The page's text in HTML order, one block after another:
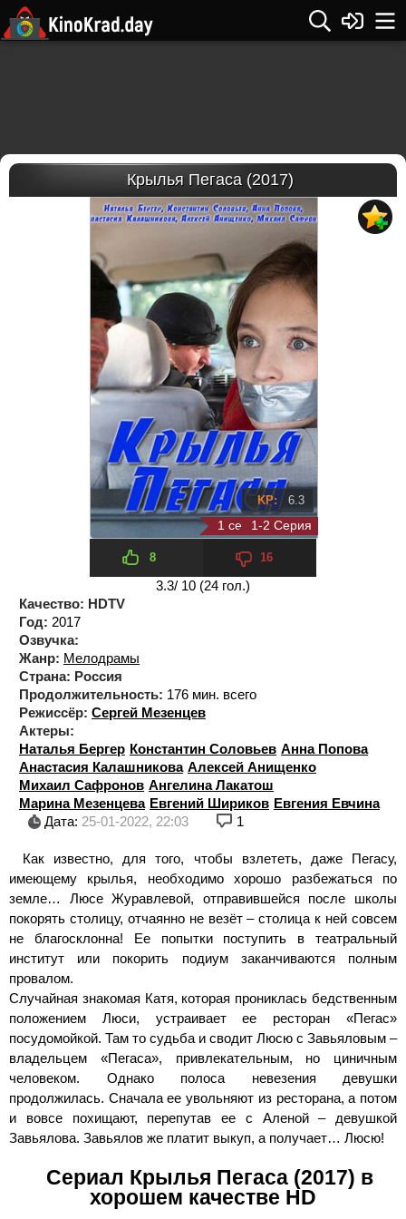
Крылья Пегаса (2017)
1 сезон 2 серия
1-2 Серия
KP: 6.3
8 16
3.3/ 10 (24 гол.)
Качество: HDTV
Год: 2017
Озвучка:
Жанр: Мелодрамы
Страна: Россия
Продолжительность: 176 мин. всего
Режиссёр: Сергей Мезенцев
Актеры:
Наталья Бергер Константин Соловьев Анна Попова
Анастасия Калашникова Алексей Анищенко
Михаил Сафронов Ангелина Лакатош
Марина Мезенцева Евгений Шириков Евгения Евчина
Дата: 25-01-2022, 22:03 1
Как известно, для того, чтобы взлететь, даже Пегасу,
имеющему крылья, необходимо хорошо разбежаться по
земле… Люсе Журавлевой, отправившейся после школы
покорять столицу, отчаянно не везёт – столица к ней совсем
не благосклонна! Ее попытки поступить в театральный
институт или покорить подиум заканчиваются полным
провалом.
Случайная знакомая Катя, которая прониклась бедственным
положением Люси, устраивает ее ресторан «Пегас»
посудомойкой. Там то судьба и сводит Люсю с Завьяловым –
владельцем «Пегаса», привлекательным, но циничным
человеком. Однако полоса невезения девушки
продолжилась. Сначала ее увольняют из ресторана, а потом
и вовсе похищают, перепутав ее с Аленой – девушкой
Завьялова. Завьялов же платит выкуп, а получает… Люсю!
Сериал Крылья Пегаса (2017) в
хорошем качестве HD